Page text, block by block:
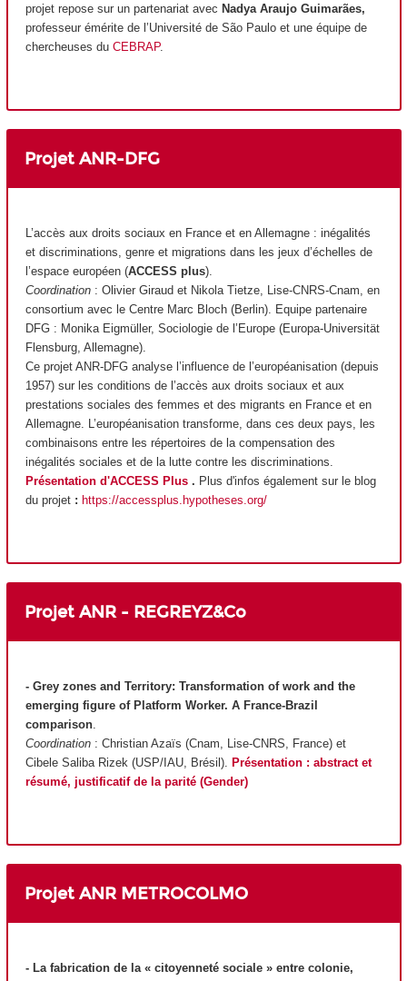
projet repose sur un partenariat avec Nadya Araujo Guimarães,
professeur émérite de l’Université de São Paulo et une équipe de
chercheuses du CEBRAP.
Projet ANR-DFG
L’accès aux droits sociaux en France et en Allemagne : inégalités
et discriminations, genre et migrations dans les jeux d’échelles de
l’espace européen (ACCESS plus).
Coordination : Olivier Giraud et Nikola Tietze, Lise-CNRS-Cnam, en
consortium avec le Centre Marc Bloch (Berlin). Equipe partenaire
DFG : Monika Eigmüller, Sociologie de l’Europe (Europa-Universität
Flensburg, Allemagne).
Ce projet ANR-DFG analyse l’influence de l’européanisation (depuis
1957) sur les conditions de l’accès aux droits sociaux et aux
prestations sociales des femmes et des migrants en France et en
Allemagne. L’européanisation transforme, dans ces deux pays, les
combinaisons entre les répertoires de la compensation des
inégalités sociales et de la lutte contre les discriminations.
Présentation d'ACCESS Plus . Plus d'infos également sur le blog
du projet : https://accessplus.hypotheses.org/
Projet ANR - REGREYZ&Co
- Grey zones and Territory: Transformation of work and the
emerging figure of Platform Worker. A France-Brazil
comparison
Coordination : Christian Azaïs (Cnam, Lise-CNRS, France) et
Cibele Saliba Rizek (USP/IAU, Brésil).
Présentation : abstract et
résumé, justificatif de la parité (Gender)
Projet ANR METROCOLMO
- La fabrication de la « citoyenneté sociale » entre colonie,